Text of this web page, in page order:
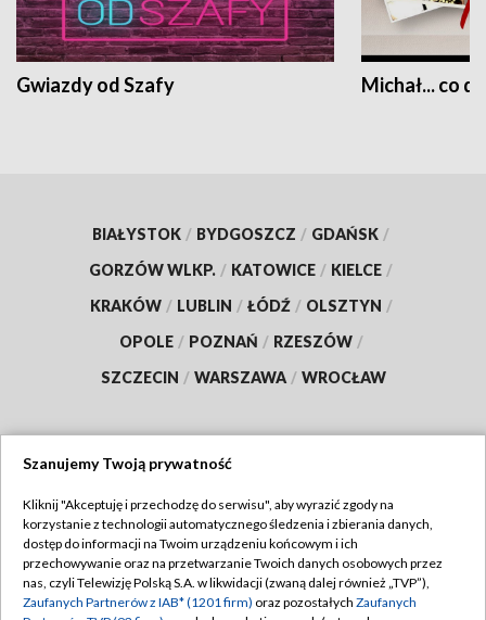
Gwiazdy od Szafy Michał... co
BIAŁYSTOK / BYDGOSZCZ / GDAŃSK /
GORZÓW WLKP. / KATOWICE / KIELCE /
KRAKÓW / LUBLIN / ŁÓDŹ / OLSZTYN /
OPOLE / POZNAŃ / RZESZÓW /
SZCZECIN / WARSZAWA / WROCŁAW
TVP
Abonament TVP
Emisja w TVP
Regulamin TVP
Polityka prywatności
Szanujemy Twoją prywatność
Kliknij "Akceptuję i przechodzę do serwisu", aby wyrazić zgody na
korzystanie z technologii automatycznego śledzenia i zbierania danych,
dostęp do informacji na Twoim urządzeniu końcowym i ich
przechowywanie oraz na przetwarzanie Twoich danych osobowych przez
nas, czyli Telewizję Polską S.A. w likwidacji (zwaną dalej również „TVP”),
Zaufanych Partnerów z IAB* (1201 firm) oraz pozostałych Zaufanych